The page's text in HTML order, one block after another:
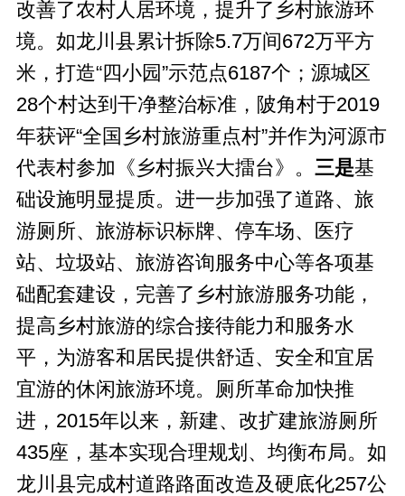
改善了农村人居环境，提升了乡村旅游环
境。如龙川县累计拆除5.7万间672万平方
米，打造“四小园”示范点6187个；源城区
28个村达到干净整治标准，陂角村于2019
年获评“全国乡村旅游重点村”并作为河源市
代表村参加《乡村振兴大擂台》。 三是基
础设施明显提质。进一步加强了道路、旅
游厕所、旅游标识标牌、停车场、医疗
站、垃圾站、旅游咨询服务中心等各项基
础配套建设，完善了乡村旅游服务功能，
提高乡村旅游的综合接待能力和服务水
平，为游客和居民提供舒适、安全和宜居
宜游的休闲旅游环境。厕所革命加快推
进，2015年以来，新建、改扩建旅游厕所
435座，基本实现合理规划、均衡布局。如
龙川县完成村道路路面改造及硬底化257公